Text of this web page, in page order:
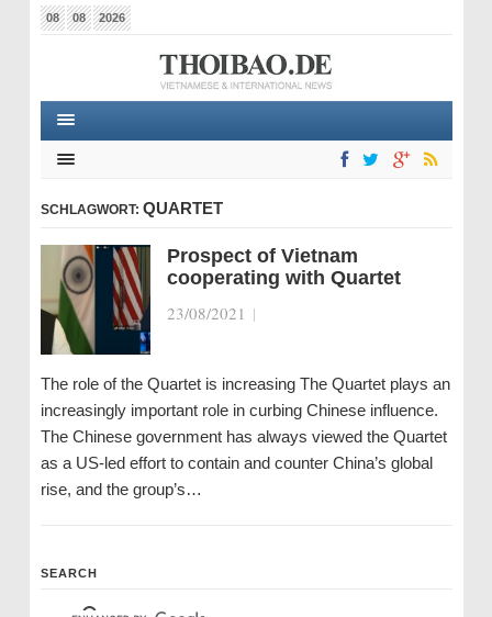
08 08 2026
SCHLAGWORT: QUARTET
Prospect of Vietnam
cooperating with Quartet
23/08/2021 |
The role of the Quartet is increasing The Quartet plays an
increasingly important role in curbing Chinese influence.
The Chinese government has always viewed the Quartet
as a US-led effort to contain and counter China’s global
rise, and the group’s…
SEARCH